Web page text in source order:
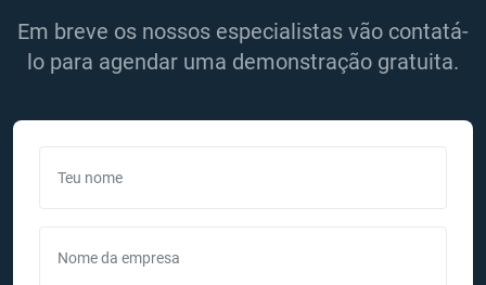
Em breve os nossos especialistas vão contatá-
lo para agendar uma demonstração gratuita.
Teu nome
Nome da empresa